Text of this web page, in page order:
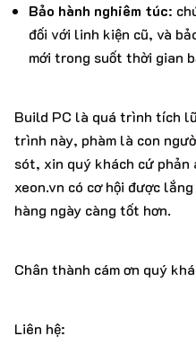
Bảo hành nghiêm túc:
đối với linh kiện cũ, và
mới trong suốt thời gian
Build PC là quá trình tích
trình này, phàm là con
sót, xin quý khách cứ
xeon.vn có cơ hội được
hàng ngày càng tốt hơn.
Chân thành cám ơn quý
Liên hệ: